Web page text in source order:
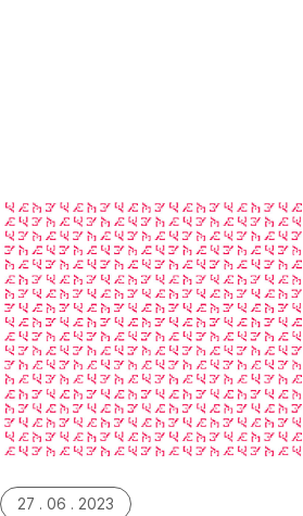
27 . 06 . 2023